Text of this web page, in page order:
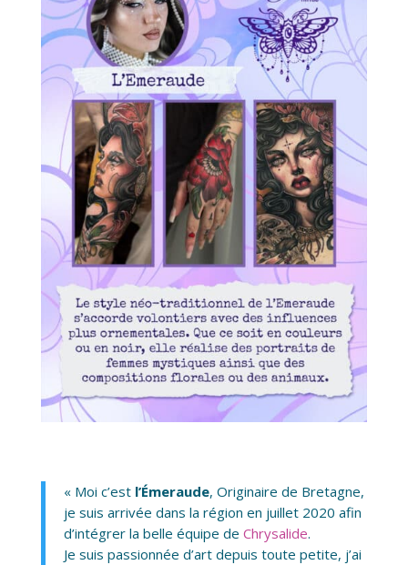
« Moi c’est l’Émeraude, Originaire de Bretagne,
je suis arrivée dans la région en juillet 2020 afin
d’intégrer la belle équipe de Chrysalide.
Je suis passionnée d’art depuis toute petite, j’ai